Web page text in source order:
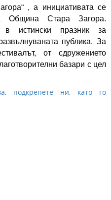
, а инициативата се
Община Стара Загора.
истински празник за
публика. За
от сдружението
базари с цел
подкрепете ни, като го